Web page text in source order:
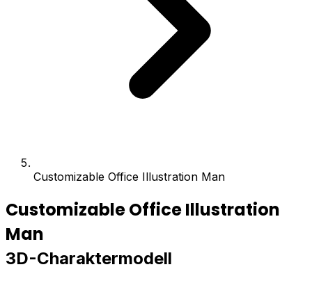
Customizable Office Illustration Man
Customizable Office Illustration
Man
3D-Charaktermodell